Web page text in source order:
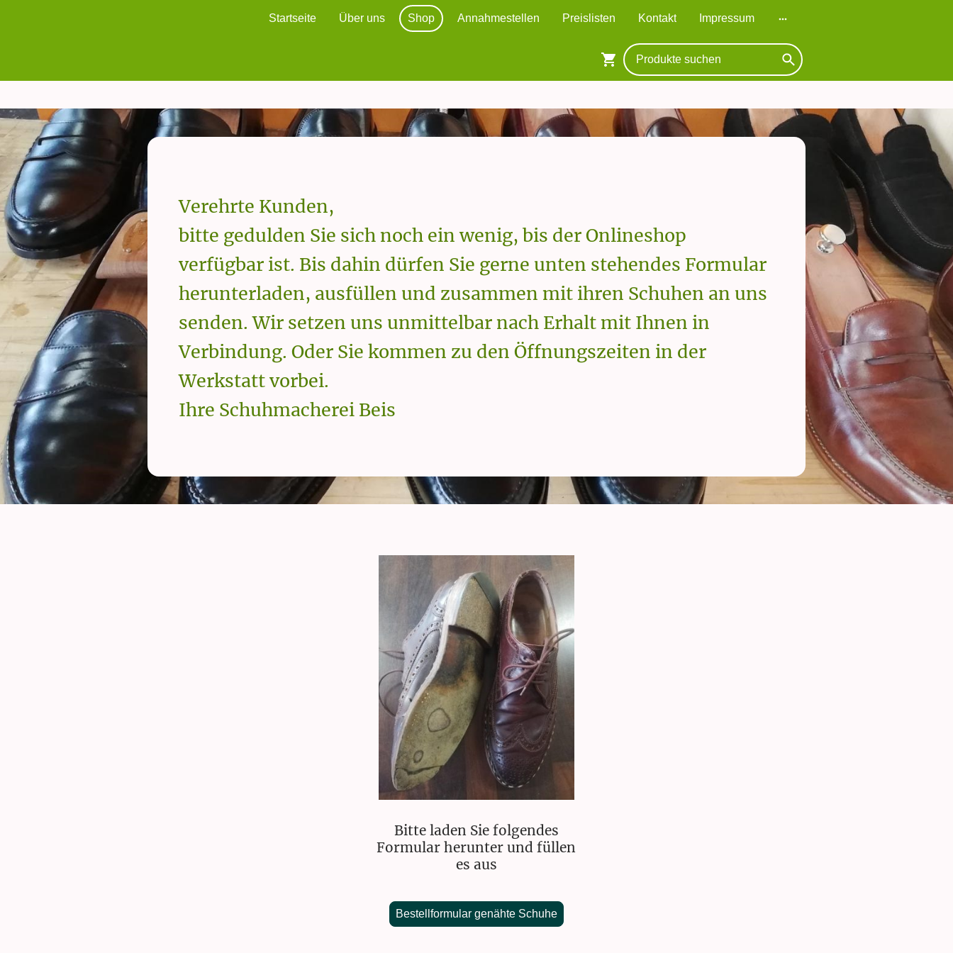
Startseite Über uns Shop Annahmestellen Preislisten Kontakt Impressum
Verehrte Kunden,
bitte gedulden Sie sich noch ein wenig, bis der Onlineshop
verfügbar ist. Bis dahin dürfen Sie gerne unten stehendes Formular
herunterladen, ausfüllen und zusammen mit ihren Schuhen an uns
senden. Wir setzen uns unmittelbar nach Erhalt mit Ihnen in
Verbindung. Oder Sie kommen zu den Öffnungszeiten in der
Werkstatt vorbei.
Ihre Schuhmacherei Beis
Bitte laden Sie folgendes
Formular herunter und füllen
es aus
Bestellformular genähte Schuhe